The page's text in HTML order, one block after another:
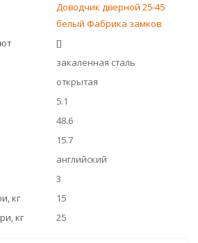
Доводчик дверной 25-45
белый Фабрика замков
[]
закаленная сталь
открытая
5.1
48.6
15.7
английский
3
кг
15
кг
25